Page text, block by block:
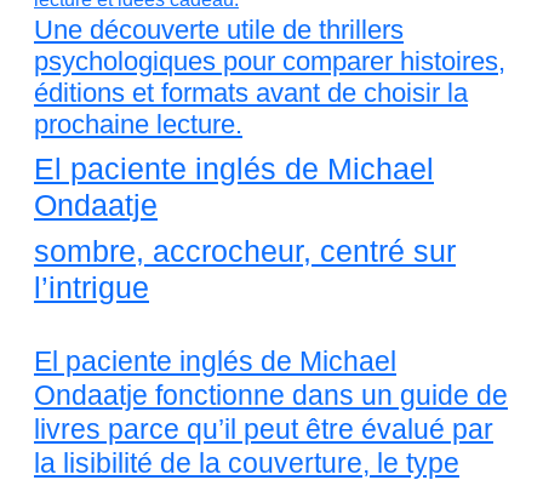
Une découverte utile de thrillers
psychologiques pour comparer histoires,
éditions et formats avant de choisir la
prochaine lecture.
El paciente inglés de Michael
Ondaatje
sombre, accrocheur, centré sur
l’intrigue
El paciente inglés de Michael
Ondaatje fonctionne dans un guide de
livres parce qu’il peut être évalué par
la lisibilité de la couverture, le type